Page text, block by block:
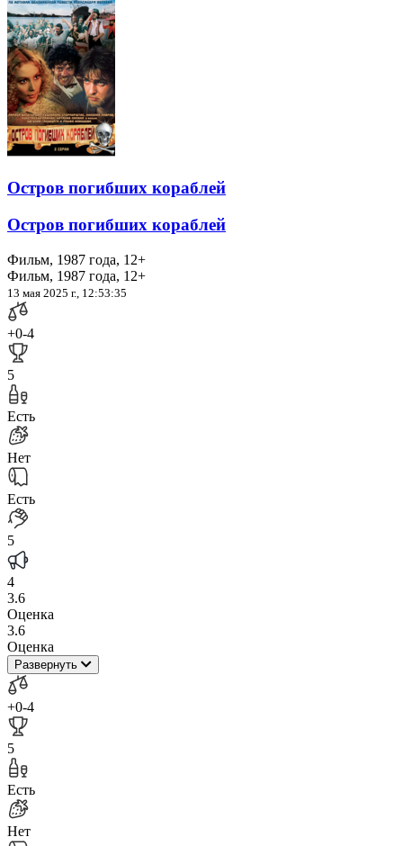
Остров погибших кораблей
Остров погибших кораблей
Фильм, 1987 года, 12+
Фильм, 1987 года, 12+
13 мая 2025 г., 12:53:35
+0-4
5
Есть
Нет
Есть
5
4
3.6
Оценка
3.6
Оценка
Развернуть
+0-4
5
Есть
Нет